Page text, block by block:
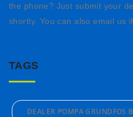
the phone? Just submit your
shortly. You can also email us
TAGS
DEALER POMPA GRUNDFOS